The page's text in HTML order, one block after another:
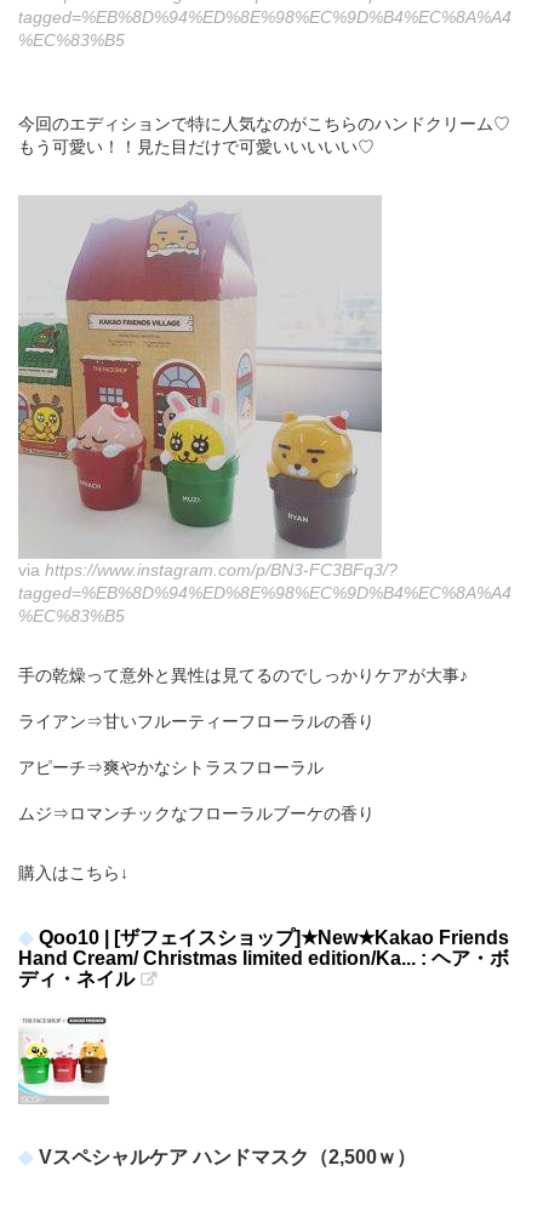
tagged=%EB%8D%94%ED%8E%98%EC%9D%B4%EC%8A%A4
%EC%83%B5
今回のエディションで特に人気なのがこちらのハンドクリーム♡
もう可愛い！！見た目だけで可愛いいいいい♡
via https://www.instagram.com/p/BN3-FC3BFq3/?
tagged=%EB%8D%94%ED%8E%98%EC%9D%B4%EC%8A%A4
%EC%83%B5
手の乾燥って意外と異性は見てるのでしっかりケアが大事♪
ライアン⇒甘いフルーティーフローラルの香り
アピーチ⇒爽やかなシトラスフローラル
ムジ⇒ロマンチックなフローラルブーケの香り
購入はこちら↓
Qoo10 | [ザフェイスショップ]★New★Kakao Friends
Hand Cream/ Christmas limited edition/Ka... : ヘア・ボ
ディ・ネイル
Vスペシャルケア ハンドマスク（2,500ｗ）